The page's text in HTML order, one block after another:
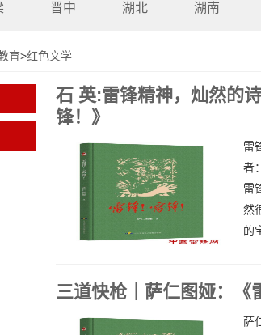
晋中 湖北 湖南
育>红色文学
石 英:雷锋精神，灿然的
锋！》
雷
者
雷
然
的
三道快枪｜萨仁图娅：《
萨